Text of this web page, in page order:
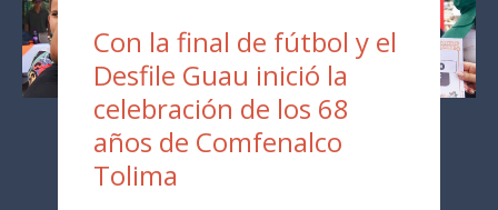
Con la final de fútbol y el
Desfile Guau inició la
celebración de los 68
años de Comfenalco
Tolima